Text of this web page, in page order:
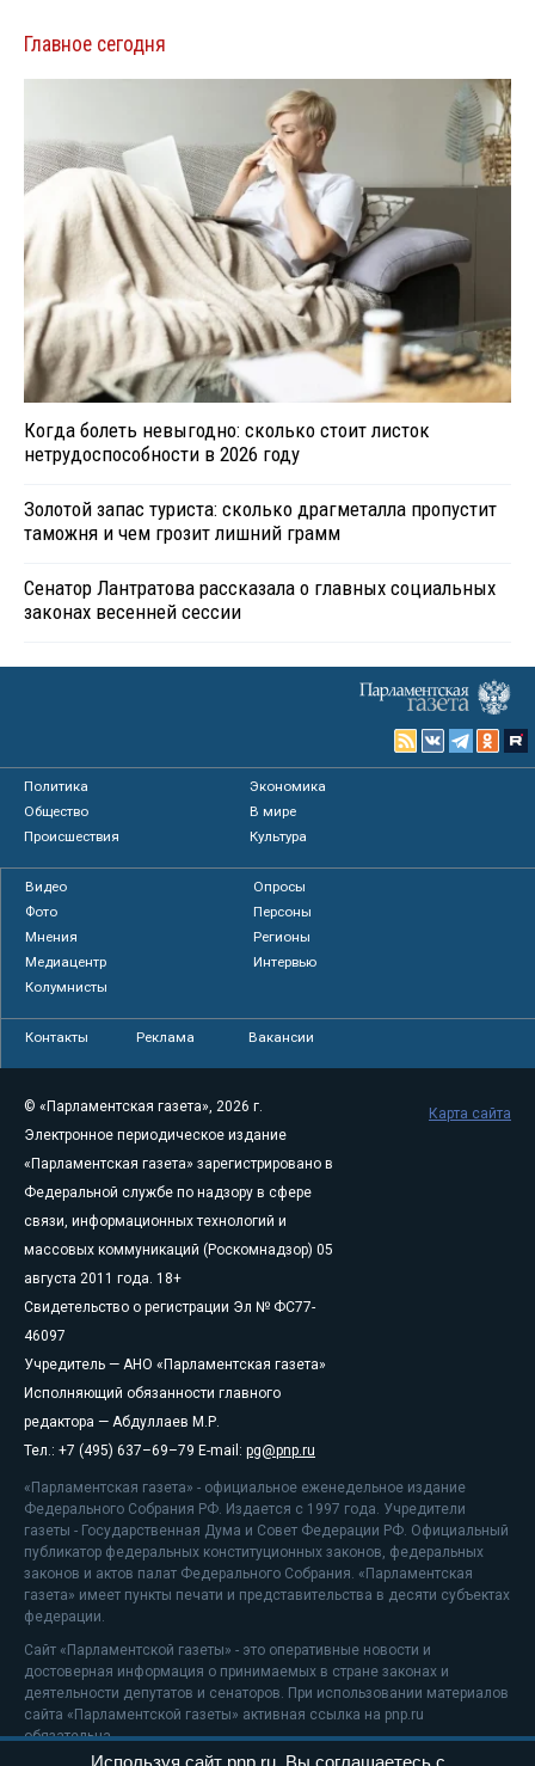
Главное сегодня
Когда болеть невыгодно: сколько стоит листок
нетрудоспособности в 2026 году
Золотой запас туриста: сколько драгметалла пропустит
таможня и чем грозит лишний грамм
Сенатор Лантратова рассказала о главных социальных
законах весенней сессии
Политика
Экономика
Общество
В мире
Происшествия
Культура
Видео
Опросы
Фото
Персоны
Мнения
Регионы
Медиацентр
Интервью
Колумнисты
Контакты Реклама Вакансии
© «Парламентская газета», 2026 г.
Электронное периодическое издание
«Парламентская газета» зарегистрировано в
Федеральной службе по надзору в сфере
связи, информационных технологий и
массовых коммуникаций (Роскомнадзор) 05
августа 2011 года. 18+
Свидетельство о регистрации Эл № ФС77-
46097
Учредитель — АНО «Парламентская газета»
Исполняющий обязанности главного
редактора — Абдуллаев М.Р.
Тел.: +7 (495) 637–69–79 E-mail: pg@pnp.ru
«Парламентская газета» - официальное еженедельное издание
Федерального Собрания РФ. Издается с 1997 года. Учредители
газеты - Государственная Дума и Совет Федерации РФ. Официальный
публикатор федеральных конституционных законов, федеральных
законов и актов палат Федерального Собрания. «Парламентская
газета» имеет пункты печати и представительства в десяти субъектах
федерации.
Сайт «Парламентской газеты» - это оперативные новости и
достоверная информация о принимаемых в стране законах и
деятельности депутатов и сенаторов. При использовании материалов
сайта «Парламентской газеты» активная ссылка на pnp.ru
обязательна.
Карта сайта
Используя сайт pnp.ru, Вы соглашаетесь с